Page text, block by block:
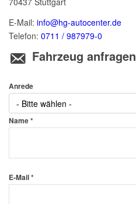
E-Mail: info@hg-autocenter.de
Telefon: 0711 / 987979-0
Fahrzeug anfragen
Anrede
- Bitte wählen -
Name *
E-Mail *